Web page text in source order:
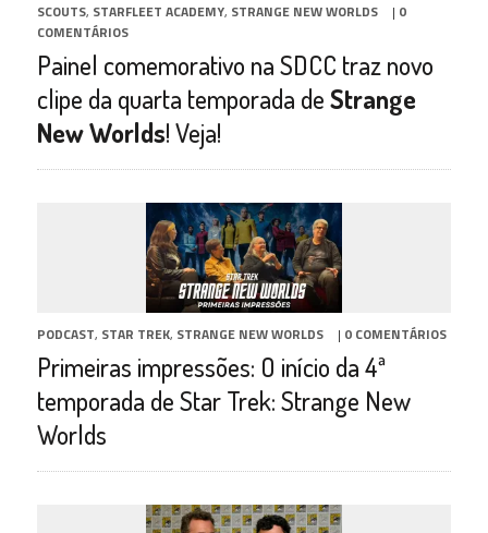
SCOUTS, STARFLEET ACADEMY, STRANGE NEW WORLDS | 0
COMENTÁRIOS
Painel comemorativo na SDCC traz novo
clipe da quarta temporada deStrange
New Worlds! Veja!
PODCAST, STAR TREK, STRANGE NEW WORLDS | 0 COMENTÁRIOS
Primeiras impressões: O início da 4ª
temporada de Star Trek: Strange New
Worlds